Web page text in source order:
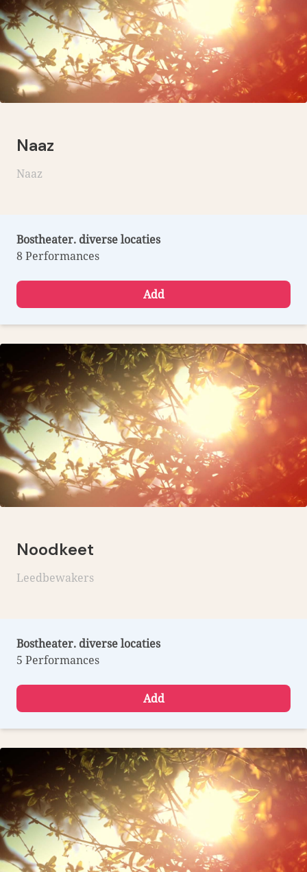
Naaz
Naaz
Bostheater. diverse locaties
8 Performances
Add
Noodkeet
Leedbewakers
Bostheater. diverse locaties
5 Performances
Add